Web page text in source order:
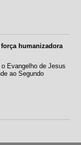
humanizadora
Evangelho de Jesus
ao Segundo